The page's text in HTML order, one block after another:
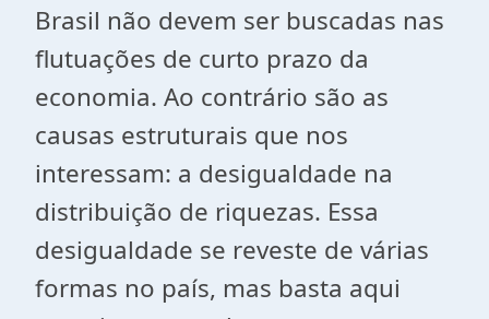
Brasil não devem ser buscadas nas
flutuações de curto prazo da
economia. Ao contrário são as
causas estruturais que nos
interessam: a desigualdade na
distribuição de riquezas. Essa
desigualdade se reveste de várias
formas no país, mas basta aqui